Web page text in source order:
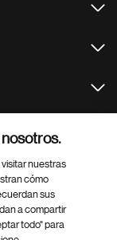
nuestras
cómo
sus
a compartir
todo" para